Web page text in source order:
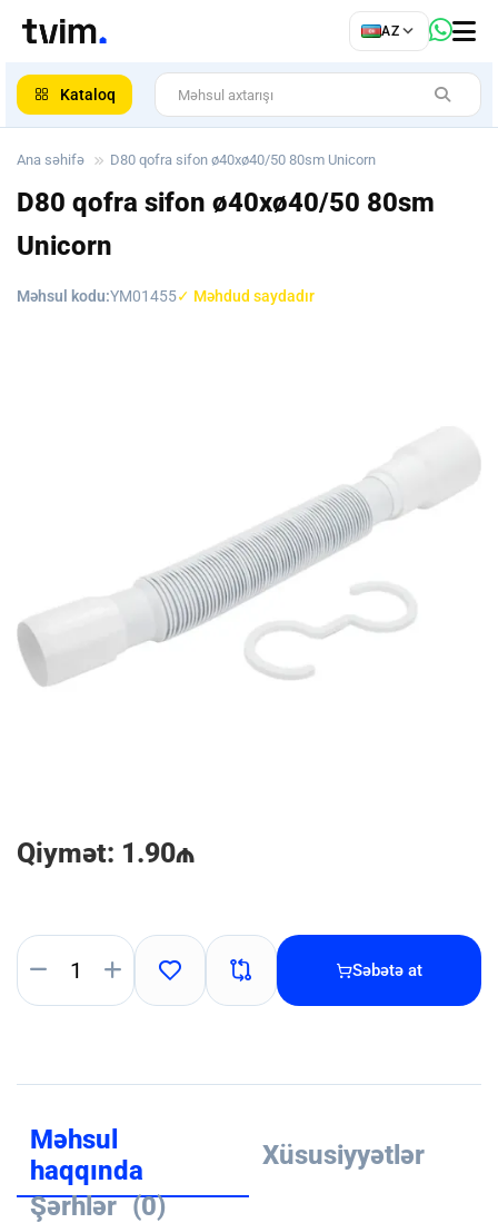
AZ
Kataloq
Ana səhifə D80 qofra sifon ø40xø40/50 80sm Unicorn
D80 qofra sifon ø40xø40/50 80sm
Unicorn
Məhsul kodu:YM01455✓ Məhdud saydadır
Qiymət: 1.90₼
Səbətə at
Məhsul
haqqında
Xüsusiyyətlər
Şərhlər (0)